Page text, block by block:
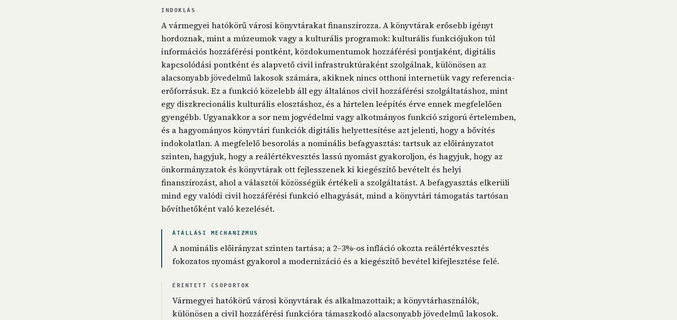
INDOKLÁS
A vármegyei hatókörű városi könyvtárakat finanszírozza. A könyvtárak erősebb igényt
hordoznak, mint a múzeumok vagy a kulturális programok: kulturális funkciójukon túl
információs hozzáférési pontként, közdokumentumok hozzáférési pontjaként, digitális
kapcsolódási pontként és alapvető civil infrastruktúraként szolgálnak, különösen az
alacsonyabb jövedelmű lakosok számára, akiknek nincs otthoni internetük vagy referencia-
erőforrásuk. Ez a funkció közelebb áll egy általános civil hozzáférési szolgáltatáshoz, mint
egy diszkrecionális kulturális elosztáshoz, és a hirtelen leépítés érve ennek megfelelően
gyengébb. Ugyanakkor a sor nem jogvédelmi vagy alkotmányos funkció szigorú értelemben,
és a hagyományos könyvtári funkciók digitális helyettesítése azt jelenti, hogy a bővítés
indokolatlan. A megfelelő besorolás a nominális befagyasztás: tartsuk az előirányzatot
szinten, hagyjuk, hogy a reálértékvesztés lassú nyomást gyakoroljon, és hagyjuk, hogy az
önkormányzatok és könyvtárak ott fejlesszenek ki kiegészítő bevételt és helyi
finanszírozást, ahol a választói közösségük értékeli a szolgáltatást. A befagyasztás elkerüli
mind egy valódi civil hozzáférési funkció elhagyását, mind a könyvtári támogatás tartósan
bővíthetőként való kezelését.
ÁTÁLLÁSI MECHANIZMUS
A nominális előirányzat szinten tartása; a 2–3%-os infláció okozta reálértékvesztés
fokozatos nyomást gyakorol a modernizáció és a kiegészítő bevétel kifejlesztése felé.
ÉRINTETT CSOPORTOK
Vármegyei hatókörű városi könyvtárak és alkalmazottaik; a könyvtárhasználók,
különösen a civil hozzáférési funkcióra támaszkodó alacsonyabb jövedelmű lakosok.